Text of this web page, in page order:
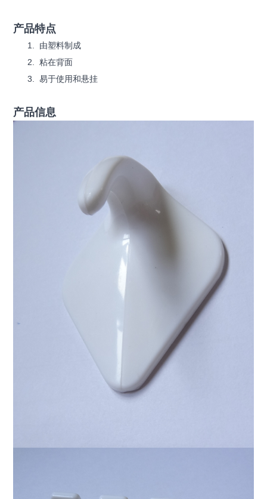
产品特点
由塑料制成
粘在背面
易于使用和悬挂
产品信息